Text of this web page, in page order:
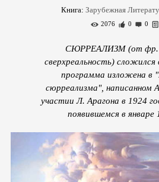
Книга: Зарубежная
2076 0 0
СЮРРЕАЛИЗМ (от фр.
сверхреальность)
программа изложена в
сюрреализма", написанном
участии Л. Арагона в 1924
появившемся в январе